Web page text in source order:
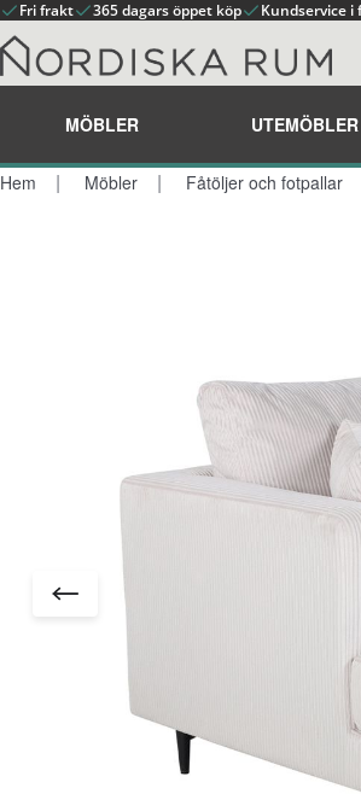
Fri frakt 365 dagars öppet köp Kundservice i
MÖBLER UTEMÖBLER
Hem Möbler Fåtöljer och fotpallar